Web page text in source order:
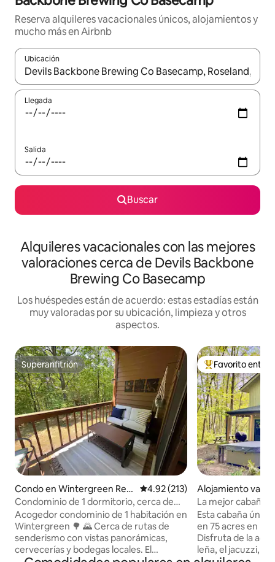
Reserva alquileres vacacionales únicos, alojamientos y
mucho más en Airbnb
Ubicación
Cuando los resultados estén disponibles, navega con las
Llegada
Salida
Buscar
Alquileres vacacionales con las mejores
valoraciones cerca de Devils Backbone
Brewing Co Basecamp
Los huéspedes están de acuerdo: estas estadías están
muy valoradas por su ubicación, limpieza y otros
aspectos.
Superanfitrión
Superanfitrión
Condo en Wintergreen Res
ort
Calificación promedio: 4.92 de
4.92 (213)
Condominio de 1 dormitorio, cerca de
rutas de senderismo, cervecerías y
piscina
Acogedor condominio de 1 habitación en
Wintergreen 🌳 🌄 Cerca de rutas de
senderismo con vistas panorámicas,
cervecerías y bodegas locales. El
Favorito entre
Favorito entre
Alojamiento
ovingston
La mejor cabaña
Esta cabaña
en 75 acres en
Disfruta de la
leña, el jacuzzi, la